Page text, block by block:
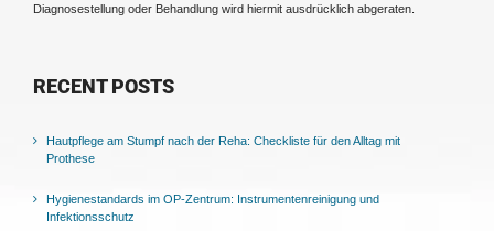
Diagnosestellung oder Behandlung wird hiermit ausdrücklich abgeraten.
RECENT POSTS
Hautpflege am Stumpf nach der Reha: Checkliste für den Alltag mit
Prothese
Hygienestandards im OP-Zentrum: Instrumentenreinigung und
Infektionsschutz